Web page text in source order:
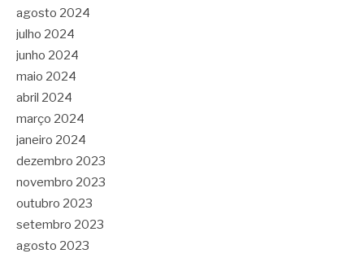
agosto 2024
julho 2024
junho 2024
maio 2024
abril 2024
março 2024
janeiro 2024
dezembro 2023
novembro 2023
outubro 2023
setembro 2023
agosto 2023